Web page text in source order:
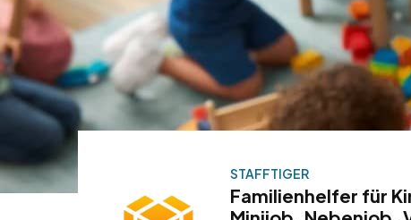
STAFFTIGER
Familienhelfer für